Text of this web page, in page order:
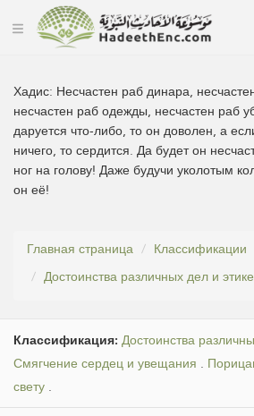
Хадис: Несчастен раб динара,
несчастен раб одежды, несчастен раб
даруется что-либо, то он доволен, а
ничего, то сердится. Да будет он
ног на голову! Даже будучи уколотым
он её!
Главная страница
Классификации
Достоинства различных дел и
Классификация: Достоинства
Смягчение сердец и увещания .
свету .